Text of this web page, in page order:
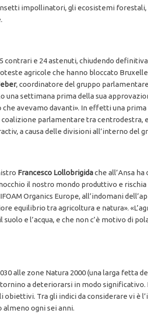
impollinatori, gli ecosistemi
e 24 astenuti, chiudendo
agricole che hanno bloccato
, coordinatore del gruppo
settimana prima della sua
avevamo davanti». In effetti una
parlamentare tra
a causa delle divisioni all’interno del
Francesco Lollobrigidache all’Ansa
il nostro mondo produttivo e rischia
Organics Europe, all’indomani
equilibrio tra agricoltura e natura».
e l’acqua, e che non c’è motivo di
alle zone Natura 2000 (una larga fetta
a deteriorarsi in modo
Tra gli indici da considerare vi è
ogni sei anni.